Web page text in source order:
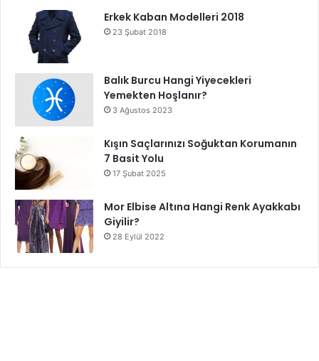
Erkek Kaban Modelleri 2018
23 Şubat 2018
Balık Burcu Hangi Yiyecekleri
Yemekten Hoşlanır?
3 Ağustos 2023
Kışın Saçlarınızı Soğuktan Korumanın
7 Basit Yolu
17 Şubat 2025
Mor Elbise Altına Hangi Renk Ayakkabı
Giyilir?
28 Eylül 2022